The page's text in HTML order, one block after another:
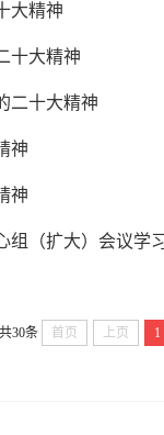
大精神
十大精神
二十大精神
神
神
组（扩大）会议学
共30条 首页 上页 1